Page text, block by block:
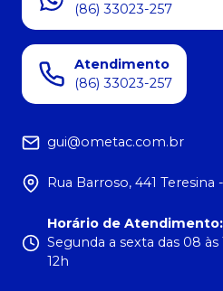
(86) 33023-257
Atendimento
(86) 33023-257
gui@ometac.com.br
Rua Barroso, 441 Teresina
Horário de Atendimento:
Segunda a sexta das 08
12h